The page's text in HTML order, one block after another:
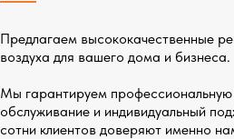
Предлагаем высококачественные
воздуха для вашего дома и бизнеса.
Мы гарантируем
обслуживание и индивидуальный
сотни клиентов доверяют именно